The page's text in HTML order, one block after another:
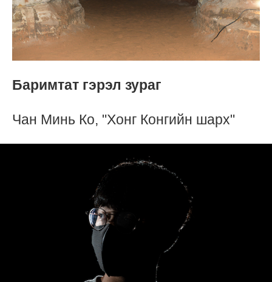
Баримтат гэрэл зураг
Чан Минь Ко, "Хонг Конгийн шарх"